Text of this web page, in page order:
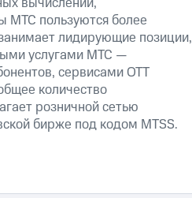
МТС пользуются более
лидирующие позиции,
услугами МТС —
сервисами OTT
количество
розничной сетью
бирже под кодом MTSS.